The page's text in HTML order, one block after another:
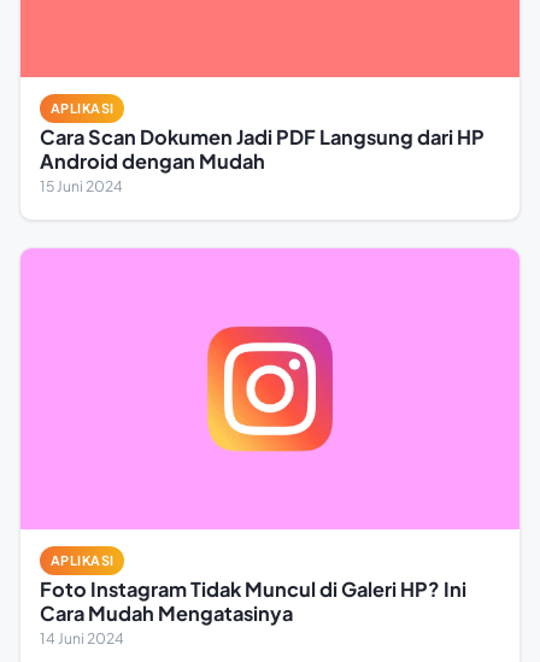
APLIKASI
Cara Scan Dokumen Jadi PDF Langsung dari HP
Android dengan Mudah
15 Juni 2024
APLIKASI
Foto Instagram Tidak Muncul di Galeri HP? Ini
Cara Mudah Mengatasinya
14 Juni 2024